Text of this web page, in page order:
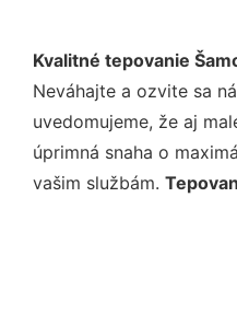
Kvalitné tepovanie
Neváhajte a ozvite sa
uvedomujeme, že aj
úprimná snaha o
vašim službám.